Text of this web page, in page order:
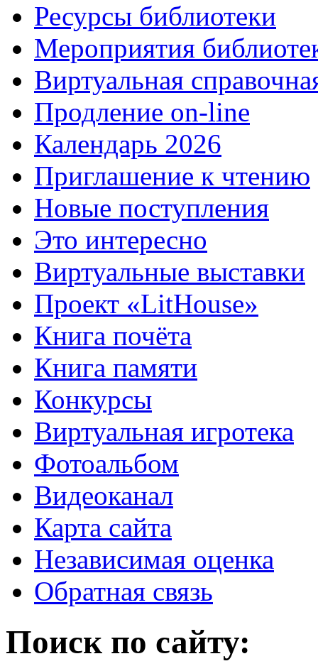
Ресурсы библиотеки
Мероприятия
Виртуальная
Продление on-line
Календарь 2026
Приглашение к чтению
Новые поступления
Это интересно
Виртуальные выставки
Проект «LitHouse»
Книга почёта
Книга памяти
Конкурсы
Виртуальная игротека
Фотоальбом
Видеоканал
Карта сайта
Независимая оценка
Обратная связь
Поиск по сайту: